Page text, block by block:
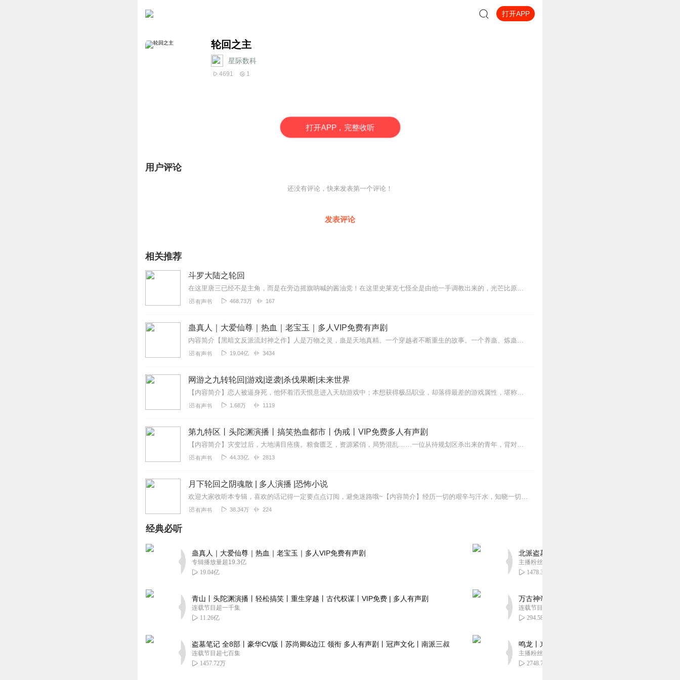
打开APP
轮回之主
星际数科
4691 1
打开APP，完整收听
用户评论
还没有评论，快来发表第一个评论！
发表评论
相关推荐
斗罗大陆之轮回
在这里唐三已经不是主角，而是在旁边摇旗呐喊的酱油党！在这里史莱克七怪全是由他一手调教出来的，光芒比原著更加璀璨，但是还没等发光敌人已经被全部消灭完了！在这里小舞...
有声书 468.73万 167
蛊真人｜大爱仙尊｜热血｜老宝玉｜多人VIP免费有声剧
内容简介【黑暗文反派流封神之作】人是万物之灵，蛊是天地真精。一个穿越者不断重生的故事。一个养蛊、炼蛊、用蛊的奇特世界。配音组（男角色）老宝玉旁白...
有声书 19.04亿 3434
网游之九转轮回|游戏|逆袭|杀伐果断|未来世界
【内容简介】恋人被逼身死，他怀着滔天恨意进入天劫游戏中；本想获得极品职业，却落得最差的游戏属性，堪称绝世废物；天道酬有志者，他历经千辛万苦终于有所收获；...
有声书 1.68万 1119
第九特区丨头陀渊演播丨搞笑热血都市丨伪戒丨VIP免费多人有声剧
【内容简介】灾变过后，大地满目疮痍。粮食匮乏，资源紧俏，局势混乱……一位从待规划区杀出来的青年，背对着漫天黄沙，孤身来到九区谋生，却不曾想偶然结识三五好友，一念...
有声书 44.33亿 2813
月下轮回之阴魂散 | 多人演播 |恐怖小说
欢迎大家收听本专辑，喜欢的话记得一定要点点订阅，避免迷路哦~【内容简介】经历一切的艰辛与汗水，知晓一切却又无法改变的悲伤与无奈。最后的最后我只想说：到底是哪个魂...
有声书 38.34万 224
经典必听
蛊真人｜大爱仙尊｜热血｜老宝玉｜多人VIP免费有声剧
专辑播放量超19.3亿
19.04亿
青山丨头陀渊演播丨轻松搞笑丨重生穿越丨古代权谋丨VIP免费 | 多人有声剧
连载节目超一千集
11.26亿
盗墓笔记 全8部丨豪华CV版丨苏尚卿&边江 领衔 多人有声剧丨冠声文化丨南派三叔
连载节目超七百集
1457.72万
北派盗墓笔记丨头陀渊出品丨悬疑灵异丨摸金校尉
主播粉丝1659万
1478.34万
万古神帝丨玄幻丨热血丨紫襟团队演播丨多人有声
连载节目超二百集
294.58万
鸣龙丨东方玄幻丨紫襟团队丨轻松搞笑丨多人有声
主播粉丝2836万
2748.78万